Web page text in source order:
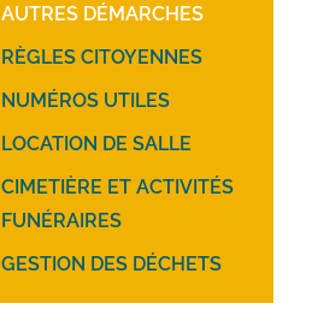
AUTRES DÉMARCHES
RÈGLES CITOYENNES
NUMÉROS UTILES
LOCATION DE SALLE
CIMETIÈRE ET ACTIVITÉS
FUNÉRAIRES
GESTION DES DÉCHETS